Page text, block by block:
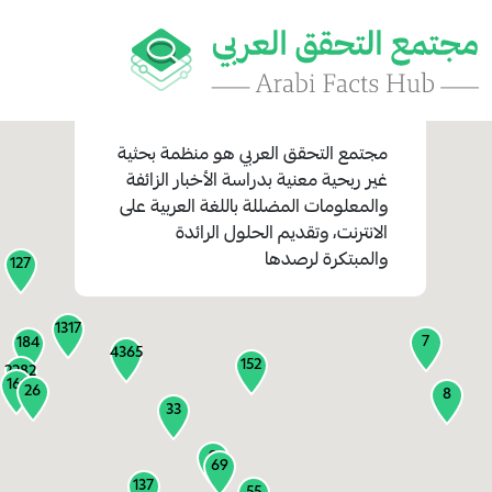
69
127
137
2282
8
4365
184
33
7
152
1317
26
1
9
161
مجتمع التحقق العربيهو منظمة بحثية
غير ربحية معنية بدراسة الأخبار الزائفة
والمعلومات المضللة باللغة العربية على
الانترنت، وتقديم الحلول الرائدة
والمبتكرة لرصدها